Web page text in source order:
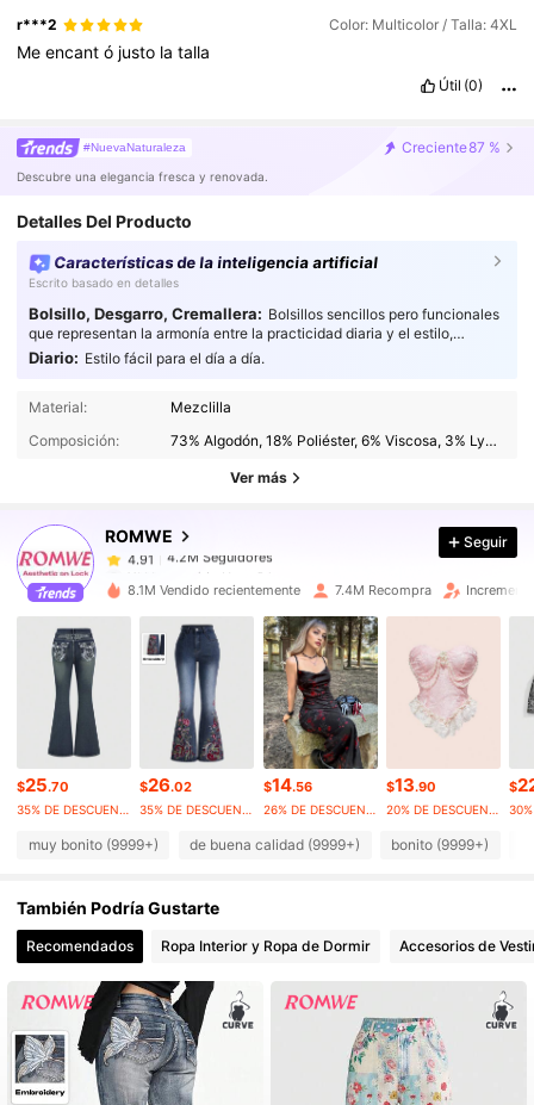
r***2 Color: Multicolor / Talla: 4XL
Meencantó justo latalla
Útil (0)
#NuevaNaturaleza Creciente87 %
Descubre una elegancia fresca y renovada.
Detalles Del Producto
Características de la inteligencia artificial
Escrito basado en detalles
Bolsillo, Desgarro, Cremallera: Bolsillos sencillos pero funcionales
que representan la armonía entre la practicidad diaria y el estilo,
añadiendo un toque de atención al detalle a tu moda.
Diario: Estilo fácil para el día a día.
Material:
Mezclilla
Composición:
73% Algodón, 18% Poliéster, 6% Viscosa, 3% Lyocell
Ver más
ROMWE
4.2M Seguidores
4.2M Seguidores
4.91
4.2M Seguidores
Y***y
seguidoHace 2 horas
4.91
4.91 4.2M Seguidores
4.91 4.2M Seguidores
4.2M Seguidores
4.2M Seguidores
4.91 4.2M Seguidores
Seguir
8.1M Vendido recientemente 7.4M Recompra
$25.70
35% DE DESCUENTO
$26.02
35% DE DESCUENTO
$14.56
26% DE DESCUENTO
$13.90
20% DE DESCUENTO
$
muy bonito (9999+) de buena calidad (9999+) bonito (9999+)
También Podría Gustarte
Recomendados Ropa Interior y Ropa de Dormir Accesorios de